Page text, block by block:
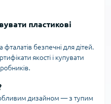
пластикові
безпечні для дітей.
якості і купувати
дизайном — з тупим